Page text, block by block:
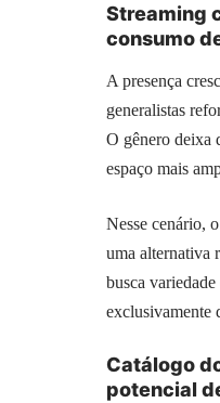
Streaming
consumo
A presença
generalistas
O gênero deixa
espaço mais
Nesse cenário,
uma alternativa
busca
exclusivamente
Catálogo
potencial